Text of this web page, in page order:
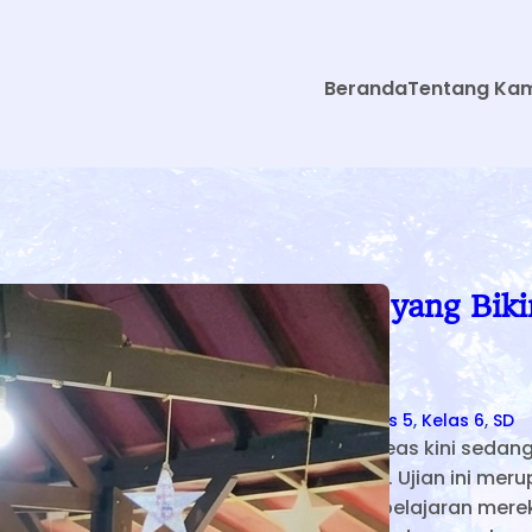
BerandaTentang
Rahasia Sukses Ujian yang
Makin Pede!
Doni Ari BharataJune 5, 2026
Kelas 1
Kelas 2 Kelas 3, Kelas 4, Kelas 5, Kelas 6, SD
Siswa-siswi SD Sekolah Alam Cikeas kini
Asesmen Sumatif Akhir Semester. Ujian ini
bagian penting dari proses pembelajaran